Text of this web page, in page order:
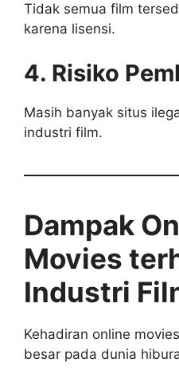
Tidak semua film
karena lisensi.
4. Risiko
Masih banyak situs
industri film.
Dampak
Movies
Industri
Kehadiran online
besar pada dunia